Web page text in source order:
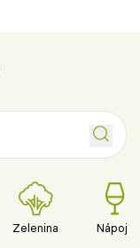
Zelenina Nápoje